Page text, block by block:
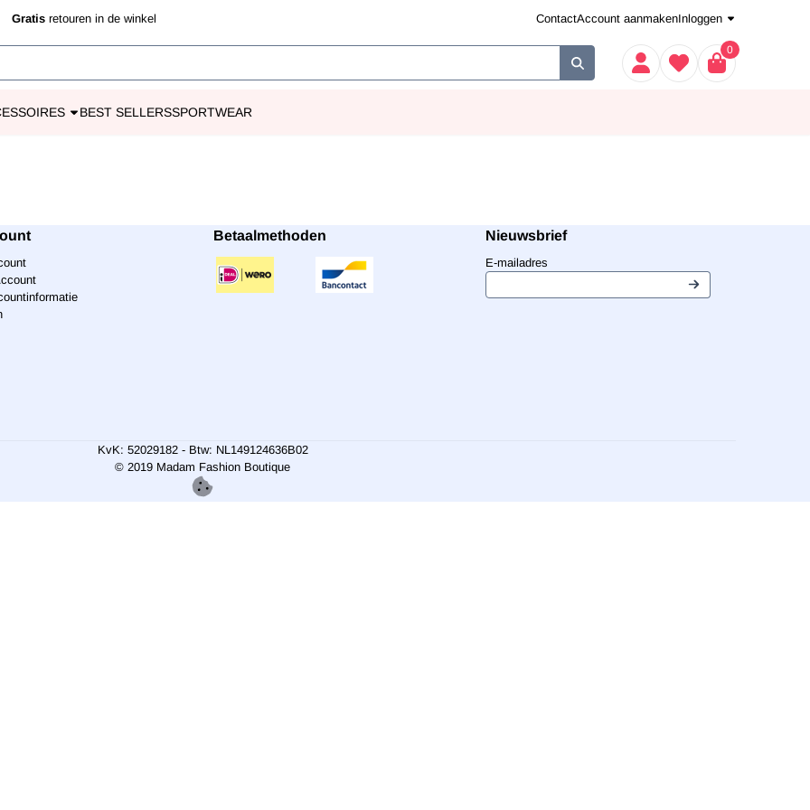
Gratis retouren in de winkel ContactAccount aanmakenInloggen
0
BEST SELLERSSPORTWEAR
Betaalmethoden Nieuwsbrief
E-mailadresVul je e-mailadres in voor de nieuwsbrief
KvK: 52029182 - Btw: NL149124636B02
© 2019 Madam Fashion Boutique